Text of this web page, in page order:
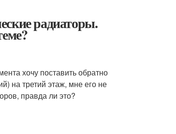
радиаторы.
хочу поставить обратно
на третий этаж, мне его не
правда ли это?